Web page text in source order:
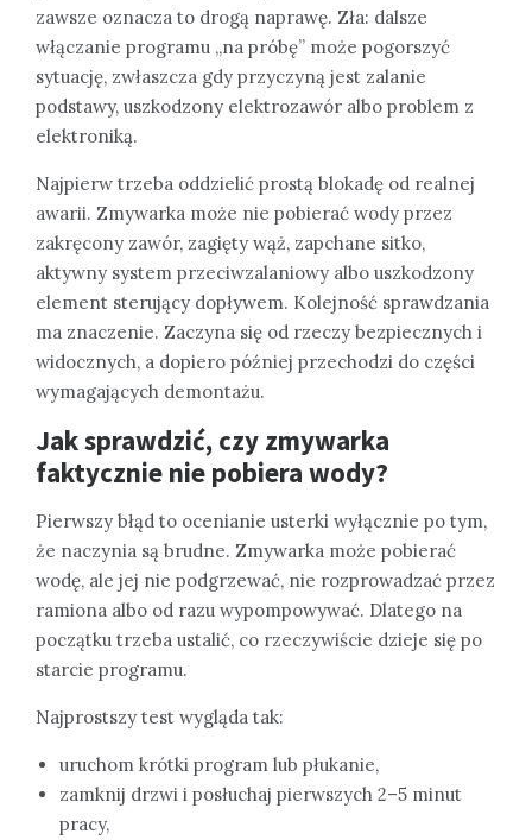
zawsze oznacza to drogą naprawę. Zła: dalsze
włączanie programu „na próbę” może pogorszyć
sytuację, zwłaszcza gdy przyczyną jest zalanie
podstawy, uszkodzony elektrozawór albo problem z
elektroniką.
Najpierw trzeba oddzielić prostą blokadę od realnej
awarii. Zmywarka może nie pobierać wody przez
zakręcony zawór, zagięty wąż, zapchane sitko,
aktywny system przeciwzalaniowy albo uszkodzony
element sterujący dopływem. Kolejność sprawdzania
ma znaczenie. Zaczyna się od rzeczy bezpiecznych i
widocznych, a dopiero później przechodzi do części
wymagających demontażu.
Jak sprawdzić, czy zmywarka
faktycznie nie pobiera wody?
Pierwszy błąd to ocenianie usterki wyłącznie po tym,
że naczynia są brudne. Zmywarka może pobierać
wodę, ale jej nie podgrzewać, nie rozprowadzać przez
ramiona albo od razu wypompowywać. Dlatego na
początku trzeba ustalić, co rzeczywiście dzieje się po
starcie programu.
Najprostszy test wygląda tak:
uruchom krótki program lub płukanie,
zamknij drzwi i posłuchaj pierwszych 2–5 minut
pracy,